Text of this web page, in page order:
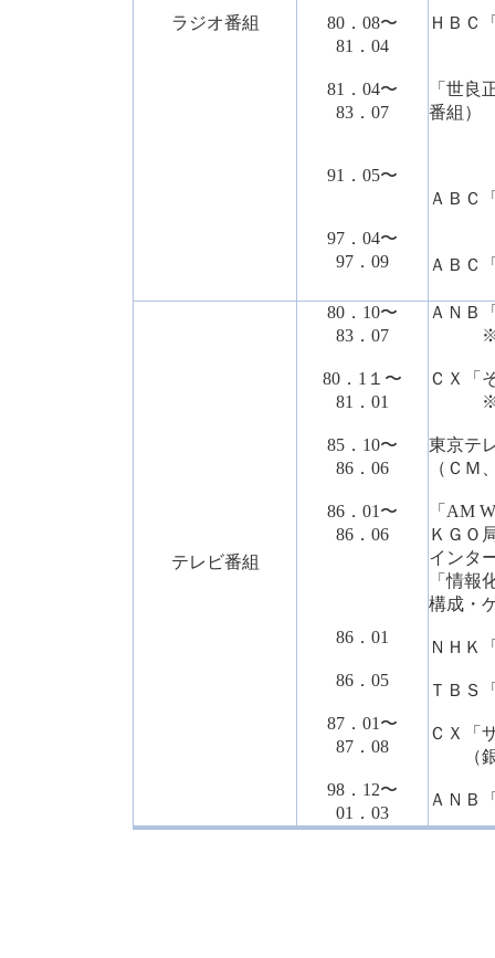
ラジオ番組
80．08〜
81．04
81．04〜
83．07
91．05〜
97．04〜
97．09
ＨＢＣ
「世良
番組）
ＡＢＣ
ＡＢＣ
テレビ番組
80．10〜
83．07
80．1１〜
81．01
85．10〜
86．06
86．01〜
86．06
86．01
86．05
87．01〜
87．08
98．12〜
01．03
ＡＮＢ
※ク
ＣＸ「
※ク
東京テ
（ＣＭ
「AM
ＫＧＯ
インタ
「情報
構成・
ＮＨＫ
ＴＢＳ
ＣＸ「
（銀
ＡＮＢ